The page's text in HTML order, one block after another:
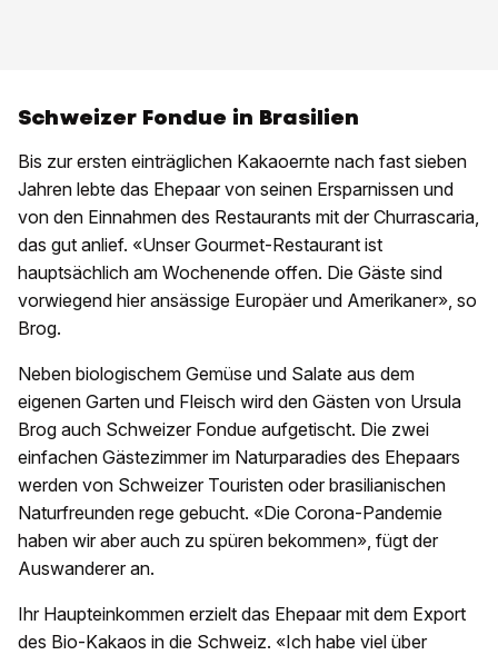
Schweizer Fondue in Brasilien
Bis zur ersten einträglichen Kakaoernte nach fast sieben
Jahren lebte das Ehepaar von seinen Ersparnissen und
von den Einnahmen des Restaurants mit der Churrascaria,
das gut anlief. «Unser Gourmet-Restaurant ist
hauptsächlich am Wochenende offen. Die Gäste sind
vorwiegend hier ansässige Europäer und Amerikaner», so
Brog.
Neben biologischem Gemüse und Salate aus dem
eigenen Garten und Fleisch wird den Gästen von Ursula
Brog auch Schweizer Fondue aufgetischt. Die zwei
einfachen Gästezimmer im Naturparadies des Ehepaars
werden von Schweizer Touristen oder brasilianischen
Naturfreunden rege gebucht. «Die Corona-Pandemie
haben wir aber auch zu spüren bekommen», fügt der
Auswanderer an.
Ihr Haupteinkommen erzielt das Ehepaar mit dem Export
des Bio-Kakaos in die Schweiz. «Ich habe viel über